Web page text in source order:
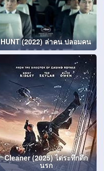
HUNT (2022) ล่าคน ปลอมคน
Cleaner (2025) ไต่ระทึกตึก
นรก